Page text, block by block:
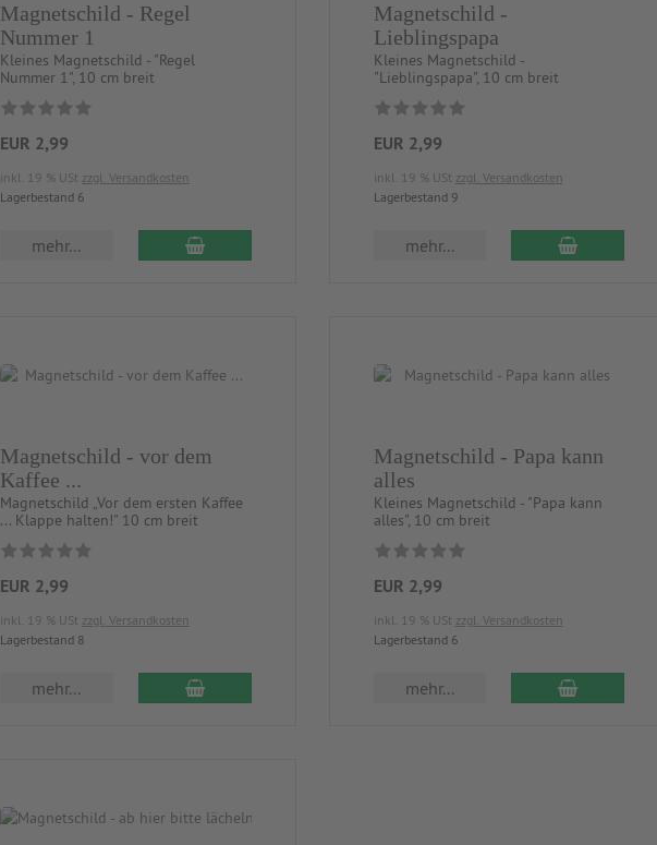
Magnetschild - Regel
Nummer 1
Kleines Magnetschild - "Regel
Nummer 1", 10 cm breit
EUR 2,99
inkl. 19 % USt zzgl. Versandkosten
Lagerbestand 6
mehr...
Magnetschild -
Lieblingspapa
Kleines Magnetschild -
"Lieblingspapa", 10 cm breit
EUR 2,99
inkl. 19 % USt zzgl. Versandkosten
Lagerbestand 9
mehr...
Magnetschild - vor dem
Kaffee ...
Magnetschild „Vor dem ersten Kaffee
... Klappe halten!" 10 cm breit
EUR 2,99
inkl. 19 % USt zzgl. Versandkosten
Lagerbestand 8
mehr...
Magnetschild - Papa kann
alles
Kleines Magnetschild - "Papa kann
alles", 10 cm breit
EUR 2,99
inkl. 19 % USt zzgl. Versandkosten
Lagerbestand 6
mehr...